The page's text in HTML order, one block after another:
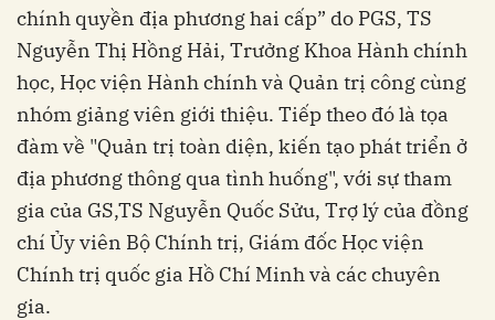
chính quyền địa phương hai cấp” do PGS, TS
Nguyễn Thị Hồng Hải, Trưởng Khoa Hành chính
học, Học viện Hành chính và Quản trị công cùng
nhóm giảng viên giới thiệu. Tiếp theo đó là tọa
đàm về "Quản trị toàn diện, kiến tạo phát triển ở
địa phương thông qua tình huống", với sự tham
gia của GS,TS Nguyễn Quốc Sửu, Trợ lý của đồng
chí Ủy viên Bộ Chính trị, Giám đốc Học viện
Chính trị quốc gia Hồ Chí Minh và các chuyên
gia.